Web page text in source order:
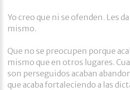
Yo creo que ni se ofenden. Les
mismo.
Que no se preocupen porque
mismo que en otros lugares.
son perseguidos acaban
que acaba fortaleciendo a las